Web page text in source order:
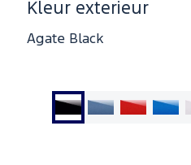
Ga
naar
Ga
naar
Ga
naar
Ga
Kleur exterieur
Agate Black